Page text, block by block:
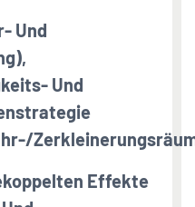
Und
Und
Effekte